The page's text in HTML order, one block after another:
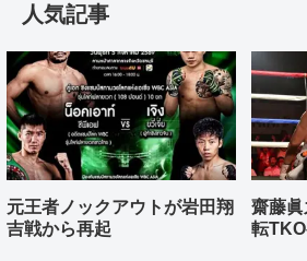
人気記事
元王者ノックアウトが岩田翔
吉戦から再起
齋藤
転